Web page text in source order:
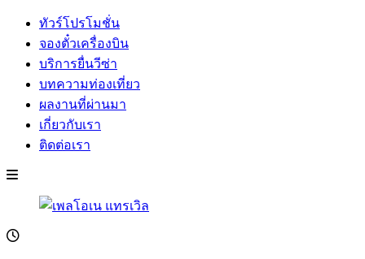
ทัวร์โปรโมชั่น
จองตั๋วเครื่องบิน
บริการยื่นวีซ่า
บทความท่องเที่ยว
ผลงานที่ผ่านมา
เกี่ยวกับเรา
ติดต่อเรา